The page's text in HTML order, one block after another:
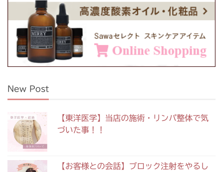
New Post
【東洋医学】当店の施術・リンパ整体で気
づいた事！！
【お客様との会話】ブロック注射をやるし